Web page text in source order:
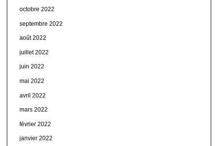
octobre 2022
septembre 2022
août 2022
juillet 2022
juin 2022
mai 2022
avril 2022
mars 2022
février 2022
janvier 2022